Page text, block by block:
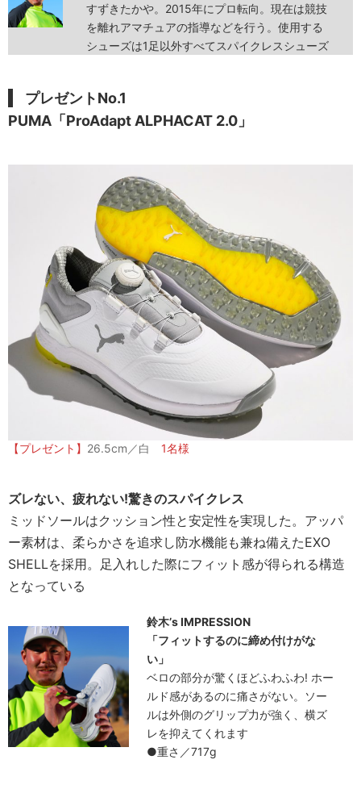
すずきたかや。2015年にプロ転向。現在は競技
を離れアマチュアの指導などを行う。使用する
シューズは1足以外すべてスパイクレスシューズ
プレゼントNo.1
PUMA「ProAdapt ALPHACAT 2.0」
【プレゼント】 26.5cm／白 1名様
ズレない、疲れない!驚きのスパイクレス
ミッドソールはクッション性と安定性を実現した。アッパ
ー素材は、柔らかさを追求し防水機能も兼ね備えたEXO
SHELLを採用。足入れした際にフィット感が得られる構造
となっている
鈴木’s IMPRESSION
「フィットするのに締め付けがな
い」
ベロの部分が驚くほどふわふわ! ホー
ルド感があるのに痛さがない。ソー
ルは外側のグリップ力が強く、横ズ
レを抑えてくれます
●重さ／717g